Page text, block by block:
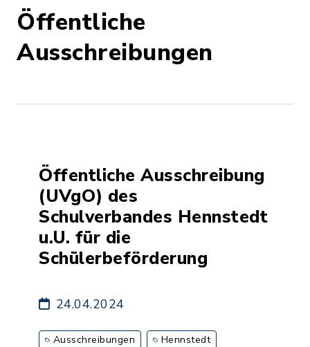
Öffentliche
Ausschreibungen
Öffentliche Ausschreibung
(UVgO) des
Schulverbandes Hennstedt
u.U. für die
Schülerbeförderung
24.04.2024
Ausschreibungen Hennstedt